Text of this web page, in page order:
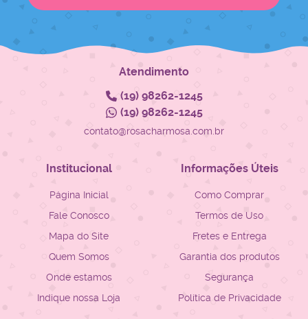
Atendimento
(19)98262-1245
(19)98262-1245
contato@rosacharmosa.com.br
Institucional
Página Inicial
Fale Conosco
Mapa do Site
Quem Somos
Onde estamos
Indique nossa Loja
Informações Úteis
Como Comprar
Termos de Uso
Fretes e Entrega
Garantia dos produtos
Segurança
Política de Privacidade